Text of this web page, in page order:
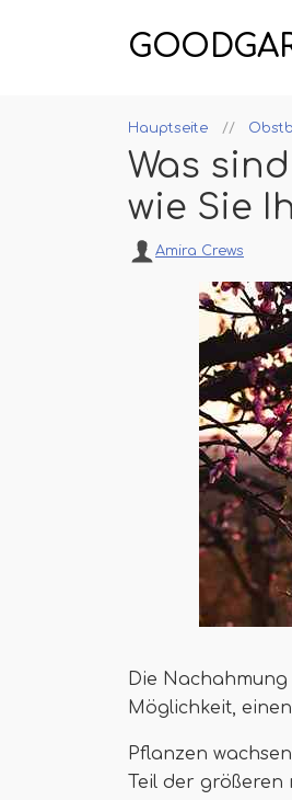
Hauptseite
Was
wie Sie
Amira Crews
Die
Möglichkeit,
Pflanzen
Teil der größeren